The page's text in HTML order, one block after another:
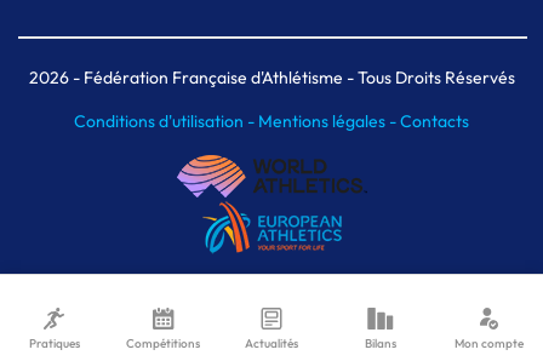
Meeting de Paris indoor
MAIF Ekiden de Paris
2026- Fédération Française d'Athlétisme - Tous Droits Réservés
Conditions d'utilisation - Mentions légales -Contacts
Pratiques Compétitions Actualités Bilans Mon compte